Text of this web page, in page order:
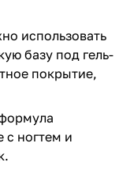
использовать
базу под гель-
покрытие,
с ногтем и